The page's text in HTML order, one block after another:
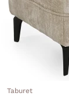
Taburet